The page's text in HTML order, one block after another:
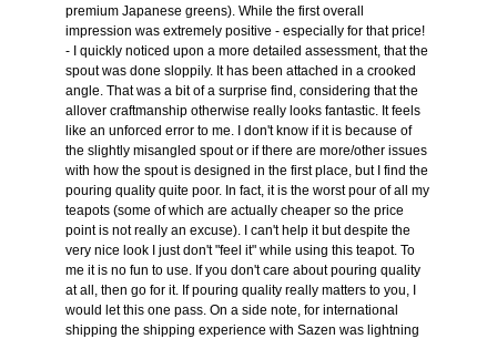
premium Japanese greens). While the first overall
impression was extremely positive - especially for that price!
- I quickly noticed upon a more detailed assessment, that the
spout was done sloppily. It has been attached in a crooked
angle. That was a bit of a surprise find, considering that the
allover craftmanship otherwise really looks fantastic. It feels
like an unforced error to me. I don't know if it is because of
the slightly misangled spout or if there are more/other issues
with how the spout is designed in the first place, but I find the
pouring quality quite poor. In fact, it is the worst pour of all my
teapots (some of which are actually cheaper so the price
point is not really an excuse). I can't help it but despite the
very nice look I just don't "feel it" while using this teapot. To
me it is no fun to use. If you don't care about pouring quality
at all, then go for it. If pouring quality really matters to you, I
would let this one pass. On a side note, for international
shipping the shipping experience with Sazen was lightning